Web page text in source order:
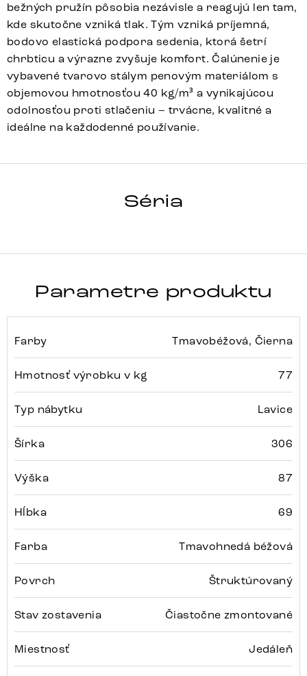
bežných pružín pôsobia nezávisle a reagujú len tam,
kde skutočne vzniká tlak. Tým vzniká príjemná,
bodovo elastická podpora sedenia, ktorá šetrí
chrbticu a výrazne zvyšuje komfort. Čalúnenie je
vybavené tvarovo stálym penovým materiálom s
objemovou hmotnosťou 40 kg/m³ a vynikajúcou
odolnosťou proti stlačeniu – trvácne, kvalitné a
ideálne na každodenné používanie.
Séria
TAYA-FLEX
Parametre produktu
Farby Tmavobéžová, Čierna
Hmotnosť výrobku v kg 77
Typ nábytku Lavice
Šírka 306
Výška 87
Hĺbka 69
Farba Tmavohnedá béžová
Povrch Štruktúrovaný
Stav zostavenia Čiastočne zmontované
Miestnosť Jedáleň